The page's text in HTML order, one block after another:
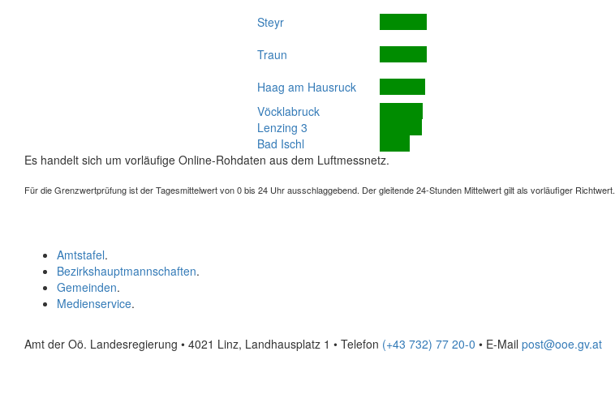
Steyr
Traun
Haag am Hausruck
Vöcklabruck
Lenzing 3
Bad Ischl
Es handelt sich um vorläufige Online-Rohdaten aus dem Luftmessnetz.
Für die Grenzwertprüfung ist der Tagesmittelwert von 0 bis 24 Uhr ausschlaggebend. Der gleitende 24-Stunden Mittelwert gilt als vorläufiger Richtwert.
Amtstafel.
Bezirkshauptmannschaften.
Gemeinden.
Medienservice.
Amt der Oö. Landesregierung • 4021 Linz, Landhausplatz 1 • Telefon (+43 732) 77 20-0 • E-Mail post@ooe.gv.at